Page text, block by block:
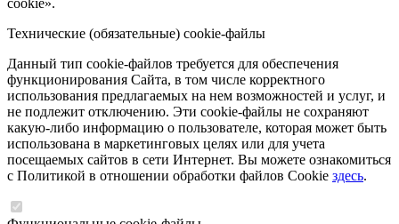
cookie».
Технические (обязательные) cookie-файлы
Данный тип cookie-файлов требуется для обеспечения
функционирования Сайта, в том числе корректного
использования предлагаемых на нем возможностей и услуг, и
не подлежит отключению. Эти cookie-файлы не сохраняют
какую-либо информацию о пользователе, которая может быть
использована в маркетинговых целях или для учета
посещаемых сайтов в сети Интернет. Вы можете ознакомиться
с Политикой в отношении обработки файлов Cookie здесь.